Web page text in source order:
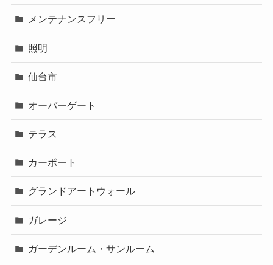
メンテナンスフリー
照明
仙台市
オーバーゲート
テラス
カーポート
グランドアートウォール
ガレージ
ガーデンルーム・サンルーム